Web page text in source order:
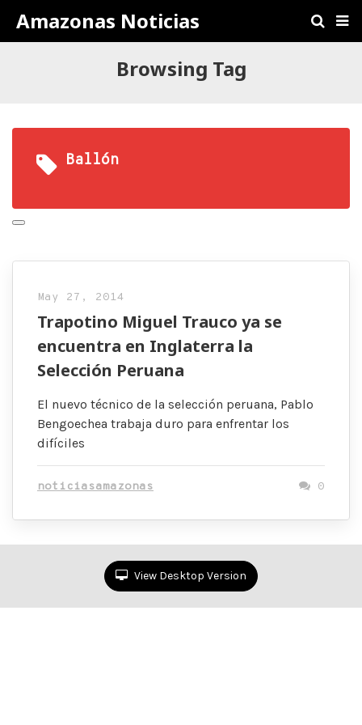
Amazonas Noticias
Browsing Tag
Ballón
May 27, 2014
Trapotino Miguel Trauco ya se
encuentra en Inglaterra la
Selección Peruana
El nuevo técnico de la selección peruana, Pablo
Bengoechea trabaja duro para enfrentar los
difíciles
noticiasamazonas 0
View Desktop Version